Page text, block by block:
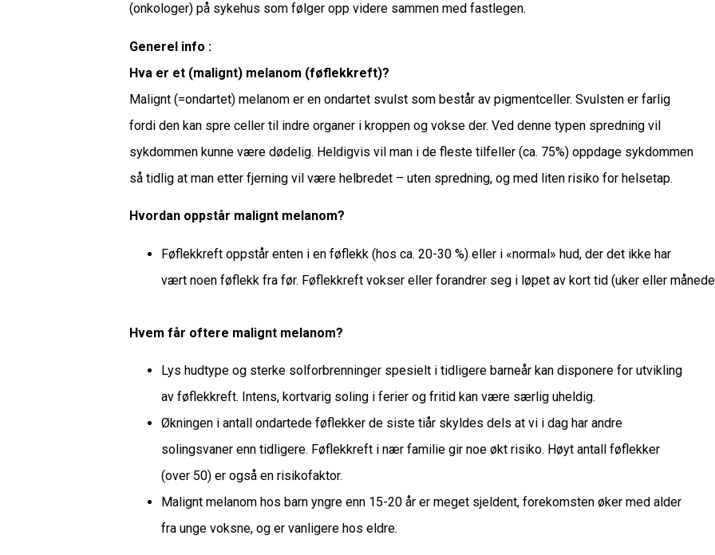
(onkologer) på sykehus som følger opp videre sammen med fastlegen.
Generel info :
Hva er et (malignt) melanom (føflekkreft)?
Malignt (=ondartet) melanom er en ondartet svulst som består av pigmentceller. Svulsten er farlig
fordi den kan spre celler til indre organer i kroppen og vokse der. Ved denne typen spredning vil
sykdommen kunne være dødelig. Heldigvis vil man i de fleste tilfeller (ca. 75%) oppdage sykdommen
så tidlig at man etter fjerning vil være helbredet – uten spredning, og med liten risiko for helsetap.
Hvordan oppstår malignt melanom?
Føflekkreft oppstår enten i en føflekk (hos ca. 20-30 %) eller i «normal» hud, der det ikke har
vært noen føflekk fra før. Føflekkreft vokser eller forandrer seg i løpet av kort tid (uker eller
Hvem får oftere malignt melanom?
Lys hudtype og sterke solforbrenninger spesielt i tidligere barneår kan disponere for utvikling
av føflekkreft. Intens, kortvarig soling i ferier og fritid kan være særlig uheldig.
Økningen i antall ondartede føflekker de siste tiår skyldes dels at vi i dag har andre
solingsvaner enn tidligere. Føflekkreft i nær familie gir noe økt risiko. Høyt antall føflekker
(over 50) er også en risikofaktor.
Malignt melanom hos barn yngre enn 15-20 år er meget sjeldent, forekomsten øker med alder
fra unge voksne, og er vanligere hos eldre.